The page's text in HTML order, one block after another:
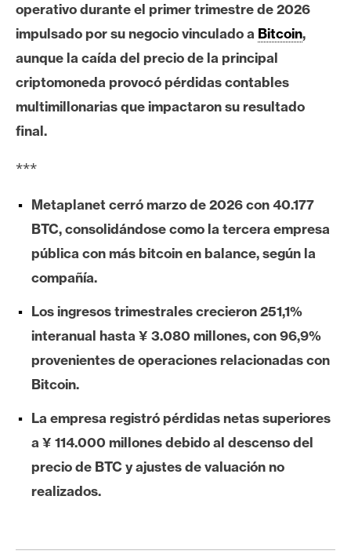
o
i
n
E
e
u
m
I
A
A
á
l
s
i
operativo durante el primer trimestre de 2026
impulsado por su negocio vinculado a Bitcoin,
aunque la caída del precio de la principal
criptomoneda provocó pérdidas contables
multimillonarias que impactaron su resultado
final.
***
Metaplanet cerró marzo de 2026 con 40.177
BTC, consolidándose como la tercera empresa
pública con más bitcoin en balance, según la
compañía.
Los ingresos trimestrales crecieron 251,1%
interanual hasta ¥ 3.080 millones, con 96,9%
provenientes de operaciones relacionadas con
Bitcoin.
La empresa registró pérdidas netas superiores
a ¥ 114.000 millones debido al descenso del
precio de BTC y ajustes de valuación no
realizados.